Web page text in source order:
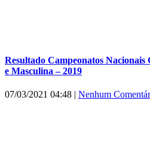
Resultado Campeonatos
e Masculina – 2019
07/03/2021 04:48 | Nenhum